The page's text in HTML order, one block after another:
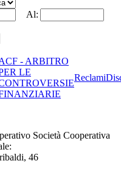
Al:
- ARBITRO
LE
Reclami
Società Cooperativa
46